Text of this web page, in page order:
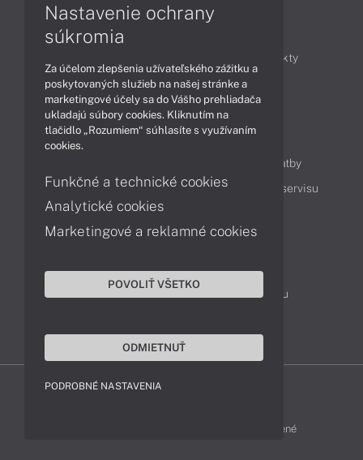
Produkty
Technológie
Videá
Obsah
Možnosti doručenia a platby
Podpora a servis
Servisné služby Cenník servisu
Kontakty
043 4224 771
Obchodné oddelenie
Reklamácia tovaru
HP-SHOP © 2012 - 2026 Všetky práva vyhradené
Nastavenie ochrany
súkromia
Za účelom zlepšenia užívateľského zážitku a
poskytovaných služieb na našej stránke a
marketingové účely sa do Vášho prehliadača
ukladajú súbory cookies. Kliknutím na
tlačidlo „Rozumiem“ súhlasíte s využívaním
cookies.
Funkčné a technické cookies
Analytické cookies
Marketingové a reklamné cookies
POVOLIŤ VŠETKO
ODMIETNUŤ
PODROBNÉ NASTAVENIA